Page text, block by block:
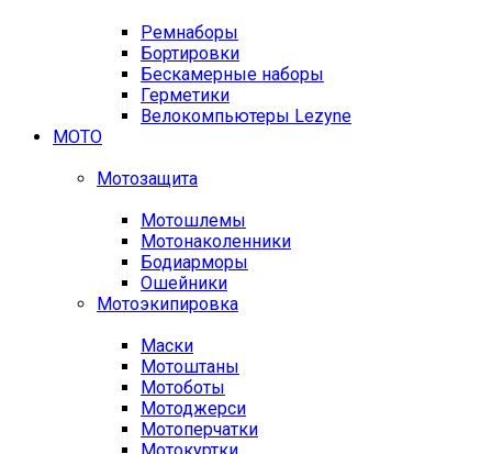
Ремнаборы
Бортировки
Бескамерные наборы
Герметики
Велокомпьютеры Lezyne
МОТО
Мотозащита
Мотошлемы
Мотонаколенники
Бодиарморы
Ошейники
Мотоэкипировка
Маски
Мотоштаны
Мотоботы
Мотоджерси
Мотоперчатки